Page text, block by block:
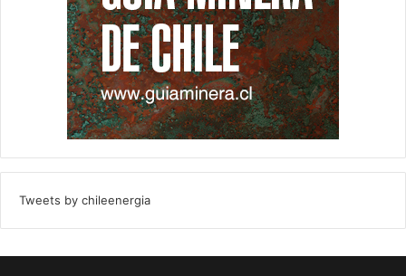
Tweets by chileenergia